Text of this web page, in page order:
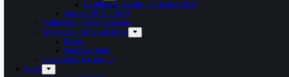
Castillon la bataille : 14 Juillet 2020
Saisons 2012 – 2019
Adhérents – Moto ancienne
Montures – Moto ancienne
Photos
Quelques Stats
Liens utiles (ou pas…)
Solex